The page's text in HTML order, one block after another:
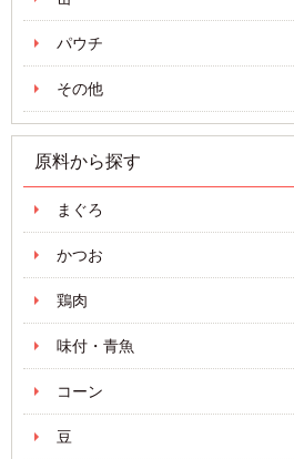
パウチ
その他
原料から探す
まぐろ
かつお
鶏肉
味付・青魚
コーン
豆